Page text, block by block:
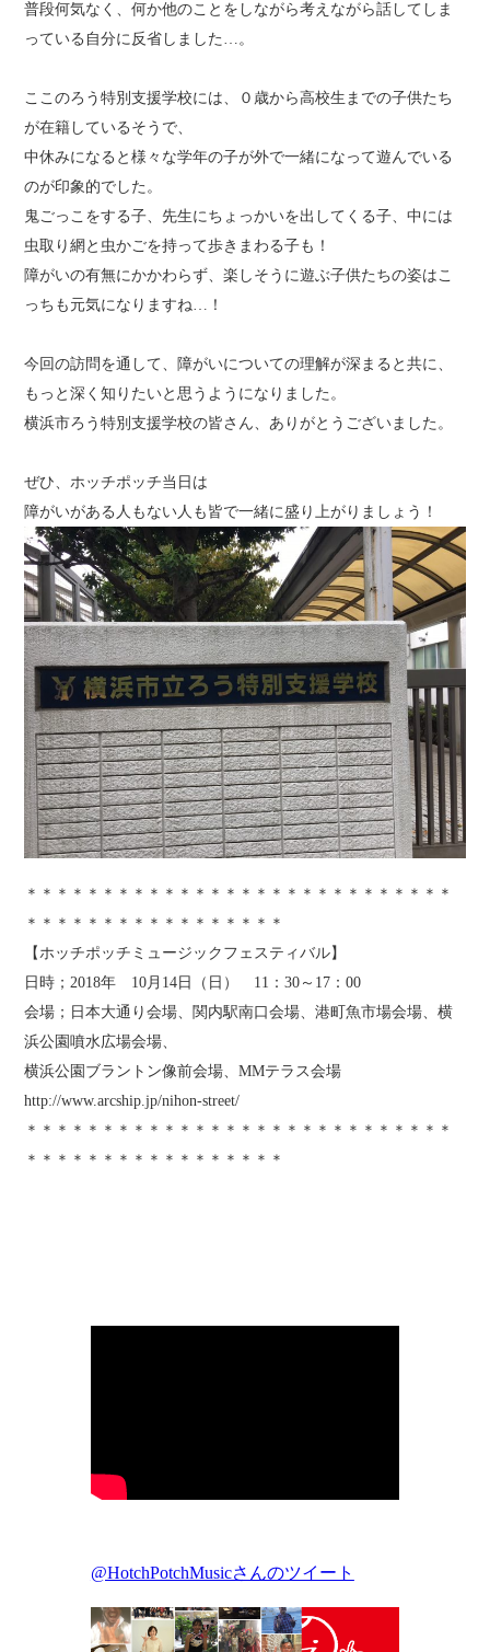
普段何気なく、何か他のことをしながら考えながら話してしま
っている自分に反省しました…。
ここのろう特別支援学校には、０歳から高校生までの子供たち
が在籍しているそうで、
中休みになると様々な学年の子が外で一緒になって遊んでいる
のが印象的でした。
鬼ごっこをする子、先生にちょっかいを出してくる子、中には
虫取り網と虫かごを持って歩きまわる子も！
障がいの有無にかかわらず、楽しそうに遊ぶ子供たちの姿はこ
っちも元気になりますね…！
今回の訪問を通して、障がいについての理解が深まると共に、
もっと深く知りたいと思うようになりました。
横浜市ろう特別支援学校の皆さん、ありがとうございました。
ぜひ、ホッチポッチ当日は
障がいがある人もない人も皆で一緒に盛り上がりましょう！
＊＊＊＊＊＊＊＊＊＊＊＊＊＊＊＊＊＊＊＊＊＊＊＊＊＊＊＊
＊＊＊＊＊＊＊＊＊＊＊＊＊＊＊＊＊
【ホッチポッチミュージックフェスティバル】
日時；2018年 10月14日（日） 11：30～17：00
会場；日本大通り会場、関内駅南口会場、港町魚市場会場、横
浜公園噴水広場会場、
横浜公園ブラントン像前会場、MMテラス会場
http://www.arcship.jp/nihon-street/
＊＊＊＊＊＊＊＊＊＊＊＊＊＊＊＊＊＊＊＊＊＊＊＊＊＊＊＊
＊＊＊＊＊＊＊＊＊＊＊＊＊＊＊＊＊
@HotchPotchMusicさんのツイート